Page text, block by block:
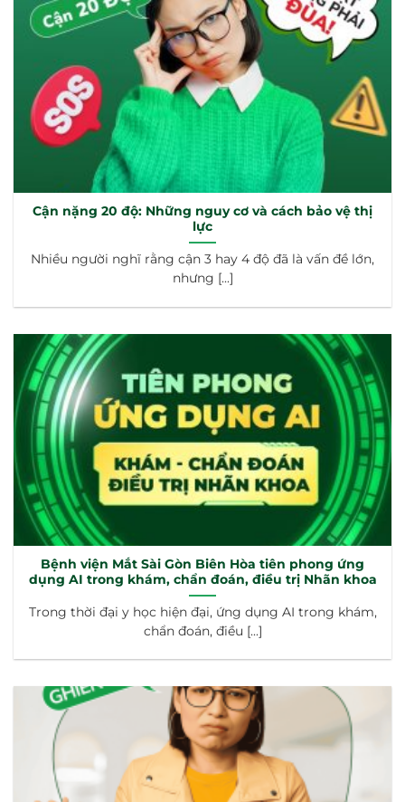
Cận nặng 20 độ: Những nguy cơ và cách bảo vệ thị
lực
Nhiều người nghĩ rằng cận 3 hay 4 độ đã là vấn đề lớn,
nhưng [...]
Bệnh viện Mắt Sài Gòn Biên Hòa tiên phong ứng
dụng AI trong khám, chẩn đoán, điều trị Nhãn khoa
Trong thời đại y học hiện đại, ứng dụng AI trong khám,
chẩn đoán, điều [...]